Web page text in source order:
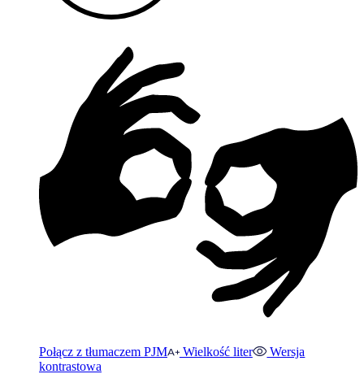
Połącz z tłumaczem PJM Wielkość liter
Wersja
kontrastowa